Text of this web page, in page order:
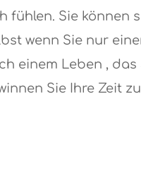
fühlen. Sie können
wenn Sie nur
einem Leben ,
Sie Ihre Zeit